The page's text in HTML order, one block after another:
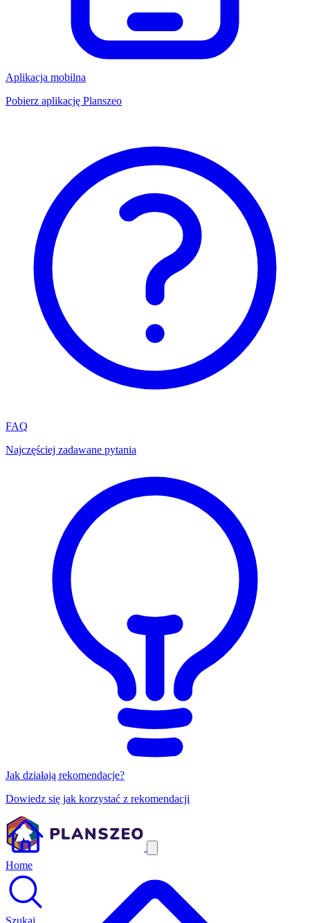
Aplikacja mobilna
Pobierz aplikację Planszeo
FAQ
Najczęściej zadawane pytania
Jak działają rekomendacje?
Dowiedz się jak korzystać z rekomendacji
Home
Szukaj